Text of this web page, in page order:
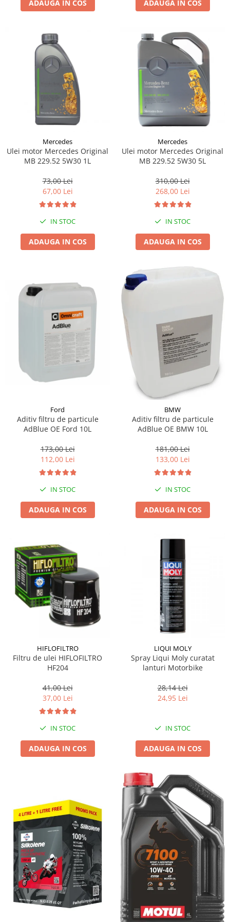
Lichid de frana
Filtre moto
Filtru combustibil
Buson golire ulei
Filtru ulei moto
Filtru aer moto
Intretinere si curatare filtre moto
Intretinere moto
Curatare moto
Covor moto
Genti bagaje moto
Suporti si placi prindere
ADAUGA IN COS ADAUGA IN COS
Mercedes
Ulei motor Mercedes Original
MB 229.52 5W30 1L
73,00 Lei
67,00 Lei
IN STOC
ADAUGA IN COS
Mercedes
Ulei motor Mercedes Original
MB 229.52 5W30 5L
310,00 Lei
268,00 Lei
IN STOC
ADAUGA IN COS
Ford
Aditiv filtru de particule
AdBlue OE Ford 10L
173,00 Lei
112,00 Lei
IN STOC
ADAUGA IN COS
BMW
Aditiv filtru de particule
AdBlue OE BMW 10L
181,00 Lei
133,00 Lei
IN STOC
ADAUGA IN COS
HIFLOFILTRO
Filtru de ulei HIFLOFILTRO
HF204
41,00 Lei
37,00 Lei
IN STOC
ADAUGA IN COS
LIQUI MOLY
Spray Liqui Moly curatat
lanturi Motorbike
28,14 Lei
24,95 Lei
IN STOC
ADAUGA IN COS